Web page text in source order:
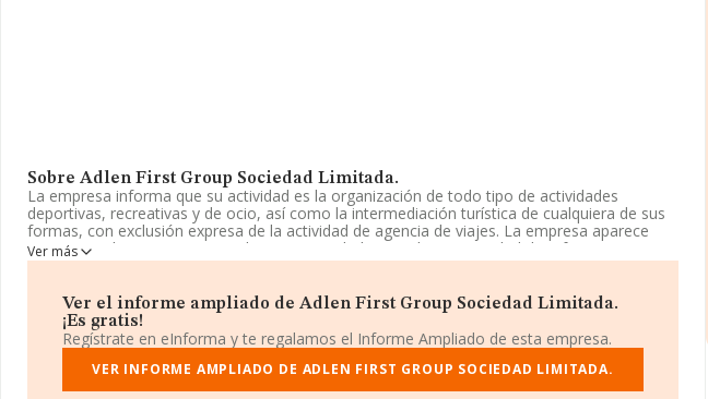
Sobre Adlen First Group Sociedad Limitada.
La empresa informa que su actividad es la organización de todo tipo de actividades
deportivas, recreativas y de ocio, así como la intermediación turística de cualquiera de sus
formas, con exclusión expresa de la actividad de agencia de viajes. La empresa aparece
inscrita en el Registro Mercantil como Sociedad Limitada. La actividad de referencia CNAE
corresponde a 'Otras actividades deportivas', cuyo Código es 9319. La empresa no tiene
La sociedad española
Adlen First Group Sociedad Limitada
identificación fiscal B55666986, tiene domicilio fiscal en Calle Pescadors núm. 25 Piso 3,
(43850), Cambrils, en Tarragona, Cataluña.
Con los datos a disposición de INFORMA sobre 7.339 empresas pertenecientes al sector, la
Ver más
Ver el informe ampliado de Adlen First Group Sociedad Limitada.
¡Es gratis!
Regístrate en eInforma y te regalamos el Informe Ampliado de esta empresa.
VER INFORME AMPLIADO DE ADLEN FIRST GROUP SOCIEDAD LIMITADA.